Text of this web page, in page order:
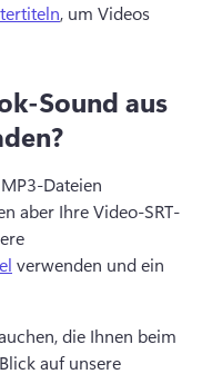
, um Videos
Sound aus
Dateien
aber Ihre Video-SRT-
verwenden und ein
die Ihnen beim
auf unsere